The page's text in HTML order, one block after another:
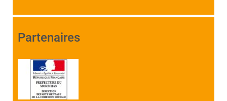
Partenaires